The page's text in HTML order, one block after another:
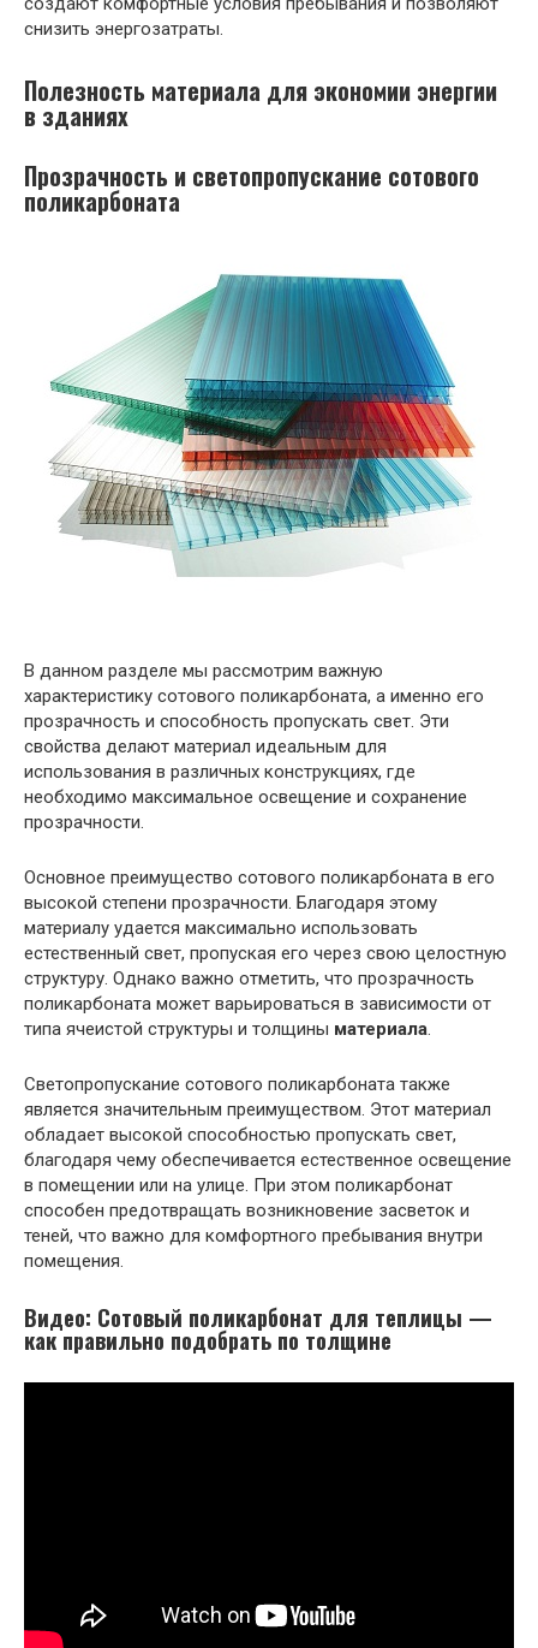
снизить энергозатраты.
Полезность материала для экономии энергии
в зданиях
Прозрачность и светопропускание сотового
поликарбоната
В данном разделе мы рассмотрим важную
характеристику сотового поликарбоната, а именно его
прозрачность и способность пропускать свет. Эти
свойства делают материал идеальным для
использования в различных конструкциях, где
необходимо максимальное освещение и сохранение
прозрачности.
Основное преимущество сотового поликарбоната в его
высокой степени прозрачности. Благодаря этому
материалу удается максимально использовать
естественный свет, пропуская его через свою целостную
структуру. Однако важно отметить, что прозрачность
поликарбоната может варьироваться в зависимости от
типа ячеистой структуры и толщины материала.
Светопропускание сотового поликарбоната также
является значительным преимуществом. Этот материал
обладает высокой способностью пропускать свет,
благодаря чему обеспечивается естественное освещение
в помещении или на улице. При этом поликарбонат
способен предотвращать возникновение засветок и
теней, что важно для комфортного пребывания внутри
помещения.
Видео: Сотовый поликарбонат для теплицы —
как правильно подобрать по толщине